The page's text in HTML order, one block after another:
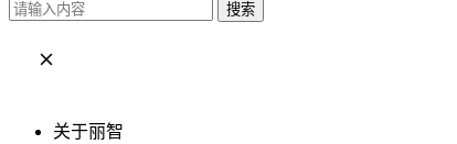
搜索
关于丽智